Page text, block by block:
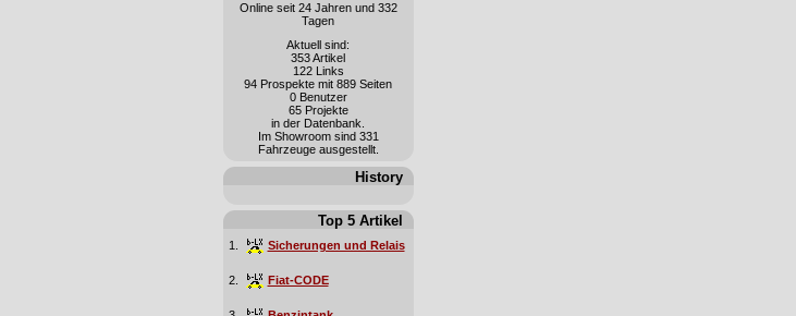
Online seit 24 Jahren und 332
Tagen
Aktuell sind:
353 Artikel
122 Links
94 Prospekte mit 889 Seiten
0 Benutzer
65 Projekte
in der Datenbank.
Im Showroom sind 331
Fahrzeuge ausgestellt.
History
Top 5 Artikel
1. Sicherungen und Relais
2. Fiat-CODE